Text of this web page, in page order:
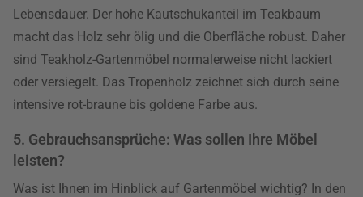
Lebensdauer. Der hohe Kautschukanteil im Teakbaum
macht das Holz sehr ölig und die Oberfläche robust. Daher
sind Teakholz-Gartenmöbel normalerweise nicht lackiert
oder versiegelt. Das Tropenholz zeichnet sich durch seine
intensive rot-braune bis goldene Farbe aus.
5. Gebrauchsansprüche: Was sollen Ihre Möbel
leisten?
Was ist Ihnen im Hinblick auf Gartenmöbel wichtig? In den